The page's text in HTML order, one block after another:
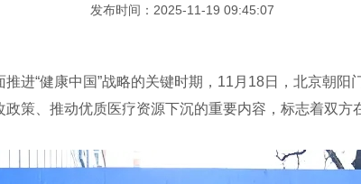
发布时间：2025-11-19 09:45:07
进“健康中国”战略的关键时期，11月18日，北京朝
策、推动优质医疗资源下沉的重要内容，标志着双方